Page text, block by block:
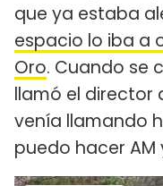
que ya estaba
espacio lo iba a
Oro. Cuando se
llamó el director
venía llamando
puedo hacer AM